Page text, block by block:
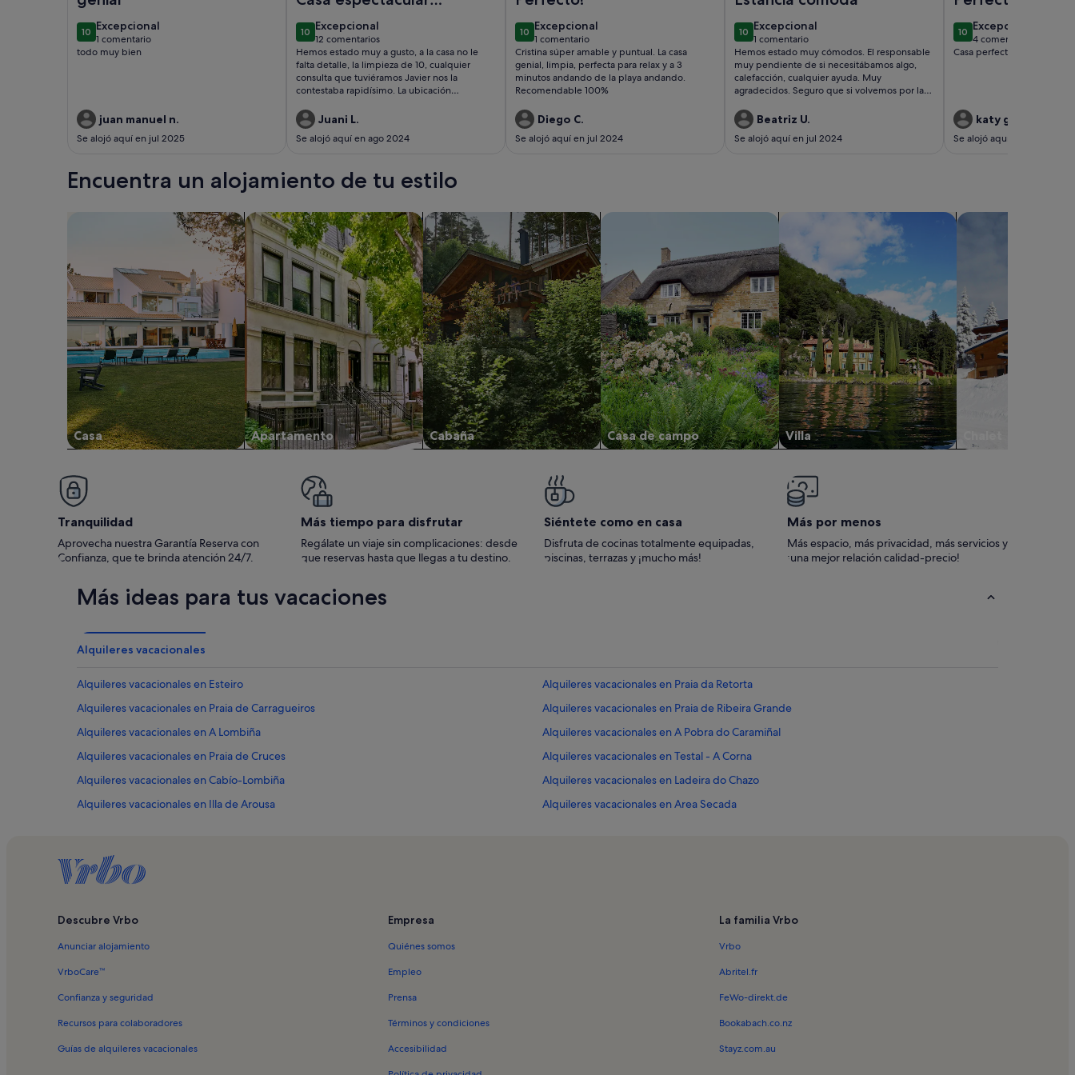
1010 de 10
Excepcional
excepcional
1 comentario
(1 comentario)
todo muy bien
juan manuel n.
Se alojó aquí en jul 2025
en todos los
sentidos
1010 de 10
Excepcional
excepcional
12 comentarios
(12 comentarios)
Hemos estado muy a gusto, a la casa no le
falta detalle, la limpieza de 10, cualquier
consulta que tuviéramos Javier nos la
contestaba rapidísimo. La ubicación
Juani L.
Se alojó aquí en ago 2024
1010 de 10
Excepcional
excepcional
1 comentario
(1 comentario)
Cristina súper amable y puntual. La casa
genial, limpia, perfecta para relax y a 3
minutos andando de la playa andando.
Recomendable 100%
Diego C.
Se alojó aquí en jul 2024
1010 de 10
Excepcional
excepcional
1 comentario
(1 comentario)
Hemos estado muy cómodos. El responsable
muy pendiente de si necesitábamos algo,
calefacción, cualquier ayuda. Muy
agradecidos. Seguro que si volvemos por la
Beatriz U.
Se alojó aquí en jul 2024
1010 de 10
Excepcional
excepcional
4 comentarios
(4 comentarios)
Casa perfecta
katy g.
Se alojó aquí en abr 2023
Encuentra un alojamiento de tu estilo
Casa Apartamento
Busca apartamentos
Cabaña
Buscar cabañas
Casa de campo
Buscar casas de campo
Villa
Buscar villas Buscar chalets
Tranquilidad
Aprovecha nuestra Garantía Reserva con
Confianza, que te brinda atención 24/7.
Más tiempo para disfrutar
Regálate un viaje sin complicaciones: desde
que reservas hasta que llegas a tu destino.
Siéntete como en casa
Disfruta de cocinas totalmente equipadas,
piscinas, terrazas y ¡mucho más!
Más por menos
Más espacio, más privacidad, más servicios y
¡una mejor relación calidad-precio!
Más ideas para tus vacaciones
Alquileres vacacionales
Alquileres vacacionales en Esteiro
Alquileres vacacionales en Praia da Retorta
Alquileres vacacionales en Praia de Carragueiros
Alquileres vacacionales en Praia de Ribeira Grande
Alquileres vacacionales en A Lombiña
Alquileres vacacionales en A Pobra do Caramiñal
Alquileres vacacionales en Praia de Cruces
Alquileres vacacionales en Testal - A Corna
Alquileres vacacionales en Cabío-Lombiña
Alquileres vacacionales en Ladeira do Chazo
Alquileres vacacionales en Illa de Arousa
Alquileres vacacionales en Area Secada
Alquileres vacacionales en Praia a Sapeira
Alquileres vacacionales en Praia As Margaritas
Alquileres vacacionales en Praia Camaxe
Alquileres vacacionales en Praia da Lameira
Alquileres vacacionales en Praia de Cabodeiro
Alquileres vacacionales en Praia de Carreirón
Alquileres vacacionales en Praia de Espiños
Alquileres vacacionales en Praia do Bao
Alquileres vacacionales en Praia Espiñeiro
Alquileres vacacionales en Praia Lagartiño
Alquileres vacacionales en Praia Lontreira
Alquileres vacacionales en Praia Mallón
Alquileres vacacionales en Praia O Naso
Descubre Vrbo
Anunciar alojamiento
VrboCare™
Confianza y seguridad
Recursos para colaboradores
Guías de alquileres vacacionales
Empresa
Quiénes somos
Empleo
Prensa
Términos y condiciones
Accesibilidad
La familia Vrbo
Vrbo
Abritel.fr
FeWo-direkt.de
Bookabach.co.nz
Stayz.com.au